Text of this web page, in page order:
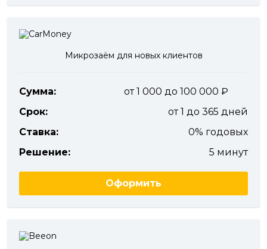
Микрозаём для новых клиентов
Сумма:
от 1 000 до 100 000
Срок:
от 1 до 365 дней
Ставка:
0% годовых
Решение:
5 минут
Оформить